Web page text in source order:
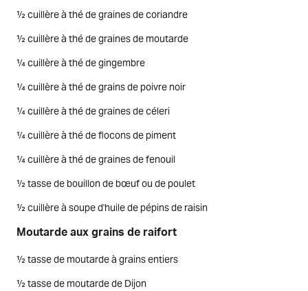
½ cuillère à thé de graines de coriandre
½ cuillère à thé de graines de moutarde
¼ cuillère à thé de gingembre
¼ cuillère à thé de grains de poivre noir
¼ cuillère à thé de graines de céleri
¼ cuillère à thé de flocons de piment
¼ cuillère à thé de graines de fenouil
½ tasse de bouillon de bœuf ou de poulet
½ cuillère à soupe d'huile de pépins de raisin
Moutarde aux grains de raifort
½ tasse de moutarde à grains entiers
½ tasse de moutarde de Dijon